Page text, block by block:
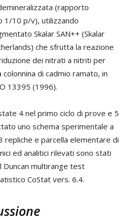
(rapporto
1/10 p/v), utilizzando
Skalar SAN++ (Skalar
che sfrutta la reazione
dei nitrati a nitriti per
di cadmio ramato, in
13395 (1996).
4 nel primo ciclo di prove e 5
uno schema sperimentale a
repliche e parcella elementare di
ed analitici rilevati sono stati
multirange test
CoStat vers. 6.4.